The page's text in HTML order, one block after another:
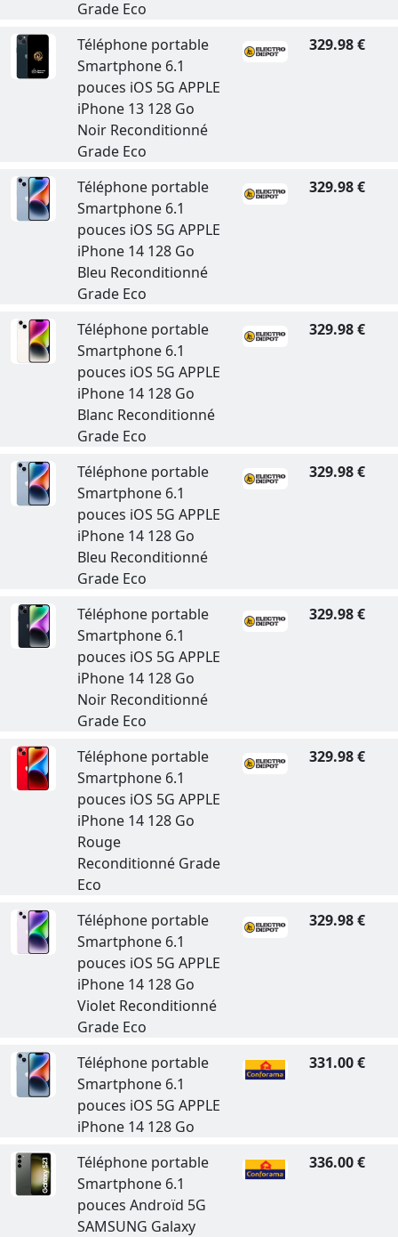
Grade Eco
Téléphone portable
Smartphone 6.1
pouces iOS 5G APPLE
iPhone 13 128 Go
Noir Reconditionné
Grade Eco
329.98 €
Téléphone portable
Smartphone 6.1
pouces iOS 5G APPLE
iPhone 14 128 Go
Bleu Reconditionné
Grade Eco
329.98 €
Téléphone portable
Smartphone 6.1
pouces iOS 5G APPLE
iPhone 14 128 Go
Blanc Reconditionné
Grade Eco
329.98 €
Téléphone portable
Smartphone 6.1
pouces iOS 5G APPLE
iPhone 14 128 Go
Bleu Reconditionné
Grade Eco
329.98 €
Téléphone portable
Smartphone 6.1
pouces iOS 5G APPLE
iPhone 14 128 Go
Noir Reconditionné
Grade Eco
329.98 €
Téléphone portable
Smartphone 6.1
pouces iOS 5G APPLE
iPhone 14 128 Go
Rouge
Reconditionné Grade
Eco
329.98 €
Téléphone portable
Smartphone 6.1
pouces iOS 5G APPLE
iPhone 14 128 Go
Violet Reconditionné
Grade Eco
329.98 €
Téléphone portable
Smartphone 6.1
pouces iOS 5G APPLE
iPhone 14 128 Go
331.00 €
Téléphone portable
Smartphone 6.1
pouces Androïd 5G
SAMSUNG Galaxy
336.00 €